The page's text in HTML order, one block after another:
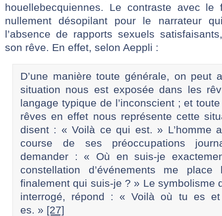
houellebecquiennes. Le contraste avec le
nullement désopilant pour le narrateur
l’absence de rapports sexuels
son rêve. En effet, selon Aeppli :
D’une manière toute générale, on peut
situation nous est exposée dans les
langage typique de l’inconscient ; et
rêves en effet nous représente cette
disent : « Voilà ce qui est. » L’homme
course de ses préoccupations
demander : « Où en suis-je
constellation d’événements me
finalement qui suis-je ? » Le symbolisme
interrogé, répond : « Voilà où tu es
es. » [27]